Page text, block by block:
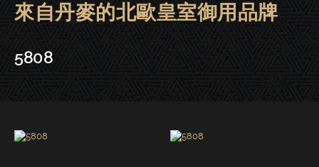
Lindberg眼鏡 | 大安－5808
來自丹麥的北歐皇室御用品牌
5808